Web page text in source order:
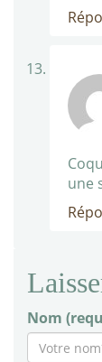
une
Nom